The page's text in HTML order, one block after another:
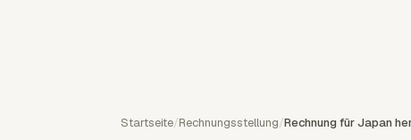
Startseite/Rechnungsstellung/Rechnung für Japan